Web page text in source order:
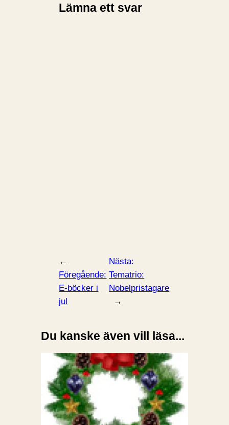
Lämna ett svar
←
Föregående:
E-böcker i
jul
Nästa:
Tematrio:
Nobelpristagare
→
Du kanske även vill läsa...